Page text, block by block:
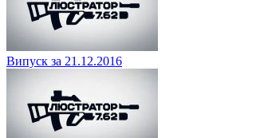
Випуск за 21.12.2016